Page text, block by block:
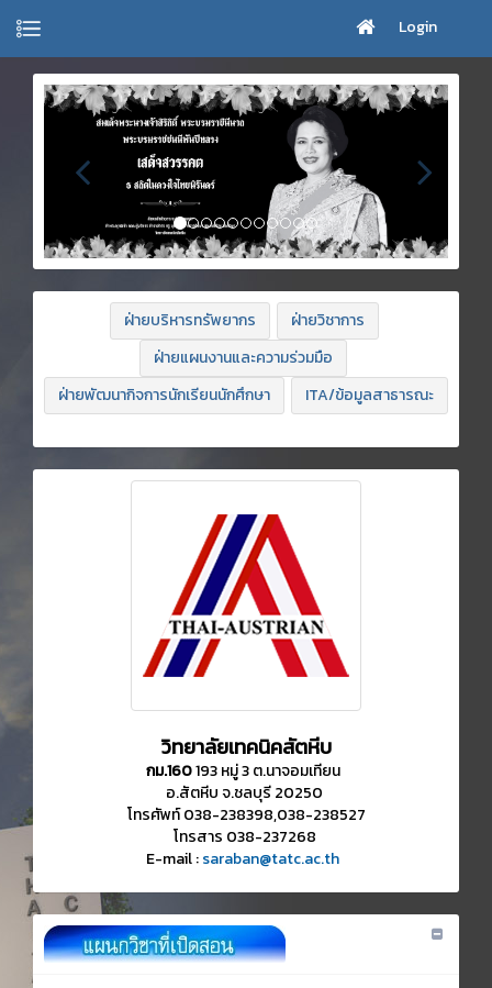
Login
ฝ่ายบริหารทรัพยากร
ฝ่ายวิชาการ
ฝ่ายแผนงานและความร่วมมือ
ฝ่ายพัฒนากิจการนักเรียนนักศึกษา
ITA/ข้อมูลสาธารณะ
วิทยาลัยเทคนิคสัตหีบ
กม.160193 หมู่ 3 ต.นาจอมเทียน
อ.สัตหีบ จ.ชลบุรี 20250
โทรศัพท์ 038-238398,038-238527
โทรสาร 038-237268
E-mail :saraban@tatc.ac.th